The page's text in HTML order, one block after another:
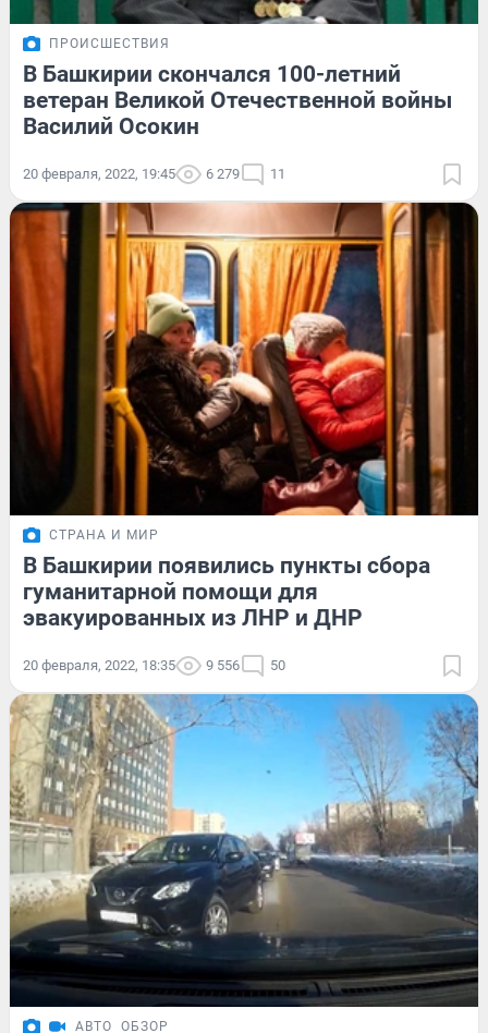
ПРОИСШЕСТВИЯ
В Башкирии скончался 100-летний
ветеран Великой Отечественной войны
Василий Осокин
20 февраля, 2022, 19:45 6 279 11
СТРАНА И МИР
В Башкирии появились пункты сбора
гуманитарной помощи для
эвакуированных из ЛНР и ДНР
20 февраля, 2022, 18:35 9 556 50
АВТО ОБЗОР